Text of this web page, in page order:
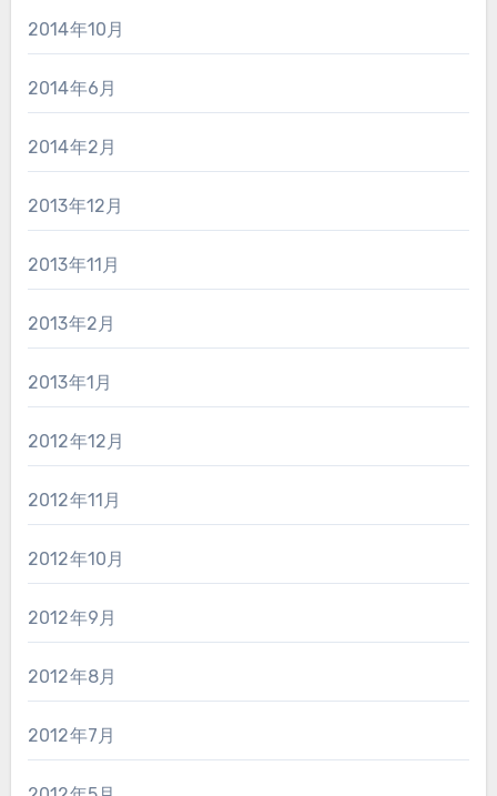
2014年10月
2014年6月
2014年2月
2013年12月
2013年11月
2013年2月
2013年1月
2012年12月
2012年11月
2012年10月
2012年9月
2012年8月
2012年7月